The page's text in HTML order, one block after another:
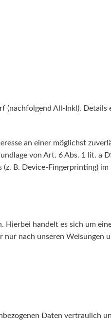
(nachfolgend All-Inkl). Details
an einer möglichst
von Art. 6 Abs. 1 lit. a
B. Device-Fingerprinting) im
Hierbei handelt es sich um
nur nach unseren Weisungen
Daten vertraulich